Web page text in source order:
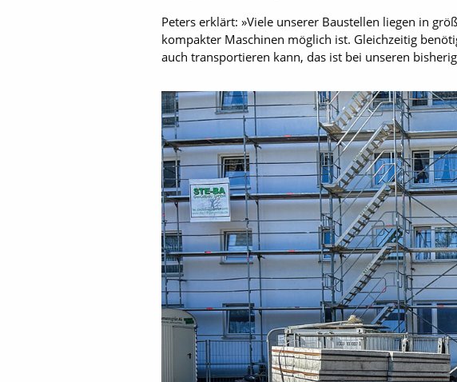
Peters erklärt: »Viele unserer Baustellen liegen in
kompakter Maschinen möglich ist. Gleichzeitig
auch transportieren kann, das ist bei unseren